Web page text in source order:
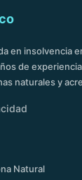
en insolvencia
de
naturales y
Natural